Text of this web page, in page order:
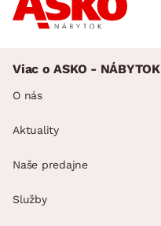
Viac o ASKO - NÁBYTOK
O nás
Aktuality
Naše predajne
Služby